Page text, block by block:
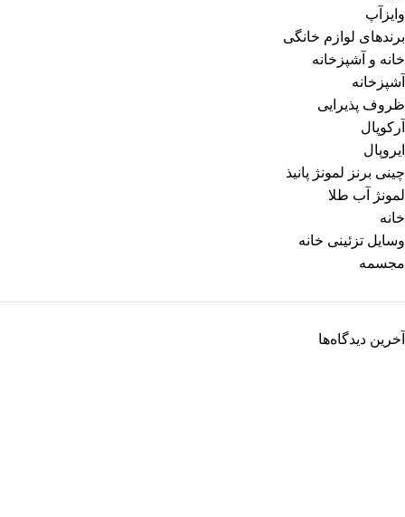
وایزآپ
برندهای لوازم خانگی
خانه و آشپزخانه
آشپزخانه
ظروف پذیرایی
آرکوپال
ایروپال
چینی برنز لمونژ پانیذ
لمونژ آب طلا
خانه
وسایل تزئینی خانه
مجسمه
آخرین دیدگاه‌ها